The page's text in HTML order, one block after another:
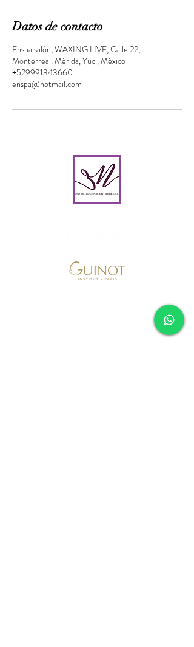
Datos de contacto
Enspa salón, WAXING LIVE, Calle 22,
Monterreal, Mérida, Yuc., México
+529991343660
enspa@hotmail.com